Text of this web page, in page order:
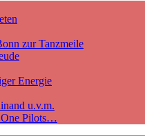
zur Tanzmeile
Energie
u.v.m.
One Pilots…